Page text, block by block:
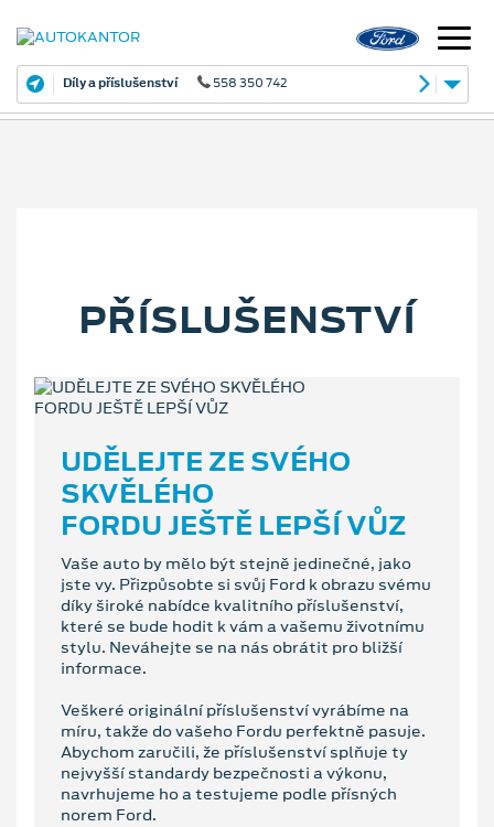
Díly a příslušenství 558 350 742
PŘÍSLUŠENSTVÍ
UDĚLEJTE ZE SVÉHO
SKVĚLÉHO
FORDU JEŠTĚ LEPŠÍ VŮZ
Vaše auto by mělo být stejně jedinečné, jako
jste vy. Přizpůsobte si svůj Ford k obrazu svému
díky široké nabídce kvalitního příslušenství,
které se bude hodit k vám a vašemu životnímu
stylu. Neváhejte se na nás obrátit pro bližší
informace.
Veškeré originální příslušenství vyrábíme na
míru, takže do vašeho Fordu perfektně pasuje.
Abychom zaručili, že příslušenství splňuje ty
nejvyšší standardy bezpečnosti a výkonu,
navrhujeme ho a testujeme podle přísných
norem Ford.